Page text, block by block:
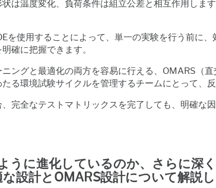
は温度変化、負荷条件は組立公差と相互作用しま
を使用することによって、単一の実験を行う前に
確に把握できます。
ングと最適化の両方を容易に行える、OMARS（
る環境試験サイクルを管理するチームにとって、
完全なテストマトリックスを完了しても、明確な
うに進化しているのか、さらに深
設計とOMARS設計について解説